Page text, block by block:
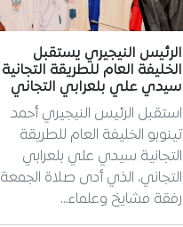
الرئيس النيجيري يستقبل
الخليفة العام للطريقة التجانية
سيدي علي بلعرابي التجاني
استقبل الرئيس النيجيري أحمد
تينوبو الخليفة العام للطريقة
التجانية سيدي علي بلعرابي
التجاني، الذي أدى صلاة الجمعة
رفقة مشايخ وعلماء…